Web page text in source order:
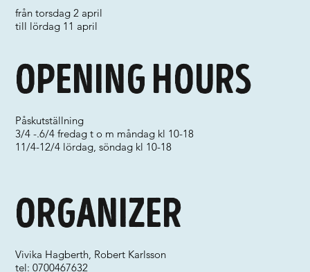
från torsdag 2 april
till lördag 11 april
Organizer
Vivika Hagberth, Robert Karlsson
tel: 0700467632
Opening hours
Påskutställning
3/4 -.6/4 fredag t o m måndag kl 10-18
11/4-12/4 lördag, söndag kl 10-18